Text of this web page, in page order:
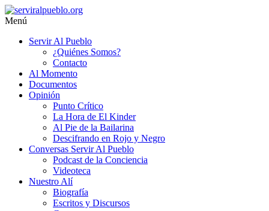
Saltar
al
#SomosServirAlPueblo
Menú
Servir Al Pueblo
¿Quiénes Somos?
Contacto
Al Momento
Documentos
Opinión
Punto Crítico
La Hora de El Kinder
Al Pie de la Bailarina
Descifrando en Rojo y Negro
Conversas Servir Al Pueblo
Podcast de la Conciencia
Videoteca
Nuestro Alí
Biografía
Escritos y Discursos